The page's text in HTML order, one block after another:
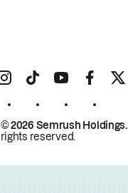
© 2026 Semrush Holdings.
rights reserved.